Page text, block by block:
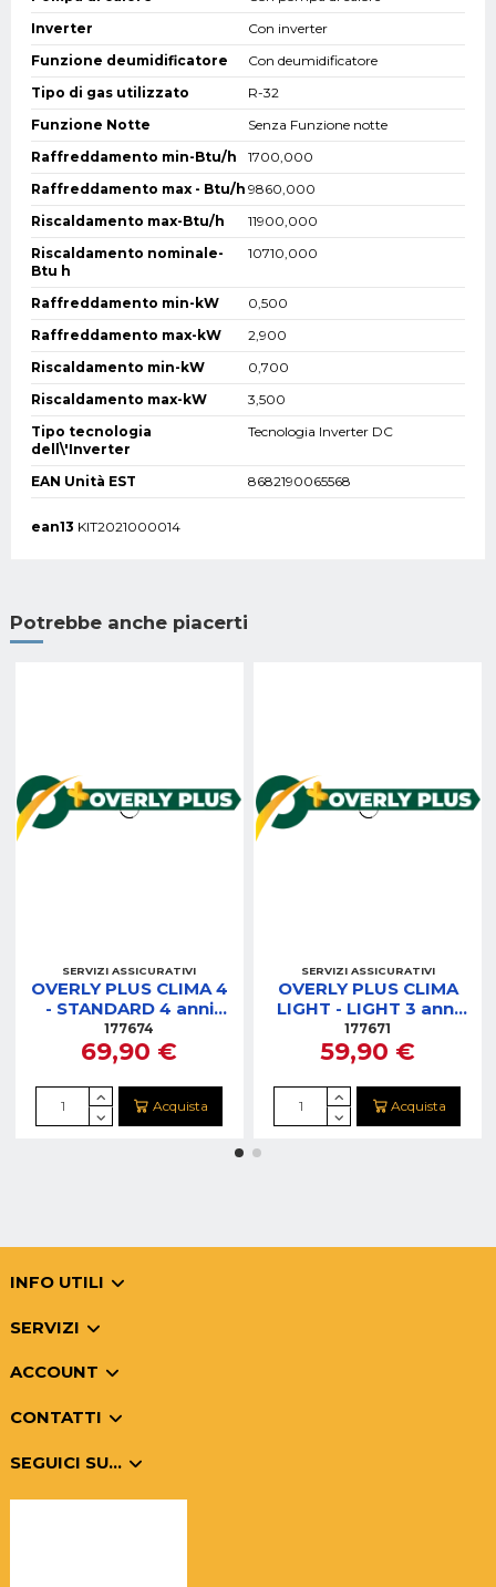
Inverter
Con inverter
Funzione deumidificatore
Con deumidificatore
Tipo di gas utilizzato
R-32
Funzione Notte
Senza Funzione notte
Raffreddamento min-Btu/h
1700,000
Raffreddamento max - Btu/h 9860,000
Riscaldamento max-Btu/h
11900,000
Riscaldamento nominale-
Btu h
10710,000
Raffreddamento min-kW
0,500
Raffreddamento max-kW
2,900
Riscaldamento min-kW
0,700
Riscaldamento max-kW
3,500
Tipo tecnologia
dell\'Inverter
Tecnologia Inverter DC
EAN Unità EST 8682190065568
ean13 KIT2021000014
Potrebbe anche piacerti
SERVIZI ASSICURATIVI
OVERLY PLUS CLIMA 4
- STANDARD 4 anni
(400,01-500)
177674
69,90 €
Acquista
SERVIZI ASSICURATIVI
OVERLY PLUS CLIMA
LIGHT - LIGHT 3 anni
(400,01-500)
177671
59,90 €
Acquista
INFO UTILI
SERVIZI
ACCOUNT
CONTATTI
SEGUICI SU...